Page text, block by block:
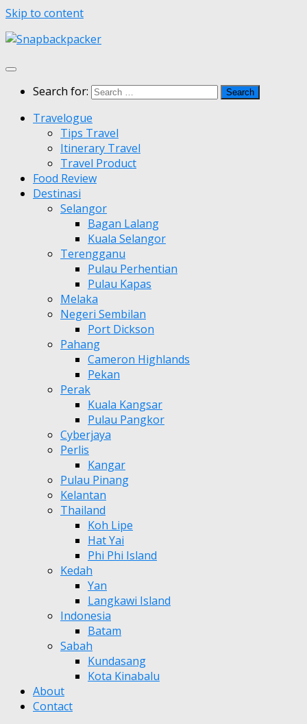
Skip to content
Search for:
Travelogue
Tips Travel
Itinerary Travel
Travel Product
Food Review
Destinasi
Selangor
Bagan Lalang
Kuala Selangor
Terengganu
Pulau Perhentian
Pulau Kapas
Melaka
Negeri Sembilan
Port Dickson
Pahang
Cameron Highlands
Pekan
Perak
Kuala Kangsar
Pulau Pangkor
Cyberjaya
Perlis
Kangar
Pulau Pinang
Kelantan
Thailand
Koh Lipe
Hat Yai
Phi Phi Island
Kedah
Yan
Langkawi Island
Indonesia
Batam
Sabah
Kundasang
Kota Kinabalu
About
Contact